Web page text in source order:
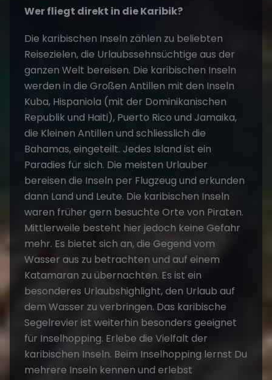
Wer fliegt direkt in die Karibik?
Die karibischen Inseln zählen zu beliebten
Reisezielen, die Urlaubssehnsüchtige aus der
ganzen Welt bereisen. Die karibischen Inseln
werden in die Großen Antillen mit den Inseln
Kuba, Hispaniola (mit der Dominikanischen
Republik und Haiti), Puerto Rico und Jamaika,
die Kleinen Antillen und schliesslich die
Bahamas, eingeteilt. Jedes Island ist ein
Paradies für sich. Die meisten Urlauber
bereisen die Inseln per Flugzeug und erkunden
dann Land und Leute. Die karibischen Inseln
waren früher gern besuchte Orte von Piraten.
Mittlerweile besteht hier jedoch keine Gefahr
mehr. Es bietet sich an, die Gegend vom
Wasser aus zu betrachten und auf einem
Katamaran zu übernachten. Es ist ein
besonderes Urlaubshighlight, den Urlaub auf
dem Wasser zu verbringen. Das karibische
Segelrevier ist weiterhin besonders geeignet
für Inselhopping. Erlebe die Vielfalt der
karibischen Inseln. Beim Inselhopping lernst Du
mehrere Inseln kennen und erlebst